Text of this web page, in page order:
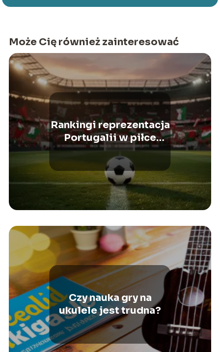
Może Cię również zainteresować
Rankingi reprezentacja
Portugalii w piłce
nożnej mężczyzn –
historia i pozycja na
świecie
Czy nauka gry na
ukulele jest trudna?